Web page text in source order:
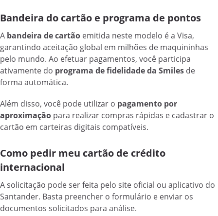
Bandeira do cartão e programa de pontos
A bandeira de cartão emitida neste modelo é a Visa,
garantindo aceitação global em milhões de maquininhas
pelo mundo. Ao efetuar pagamentos, você participa
ativamente do programa de fidelidade da Smiles de
forma automática.
Além disso, você pode utilizar o pagamento por
aproximação para realizar compras rápidas e cadastrar o
cartão em carteiras digitais compatíveis.
Como pedir meu cartão de crédito
internacional
A solicitação pode ser feita pelo site oficial ou aplicativo do
Santander. Basta preencher o formulário e enviar os
documentos solicitados para análise.